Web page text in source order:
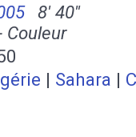
8' 40''
| Sahara |